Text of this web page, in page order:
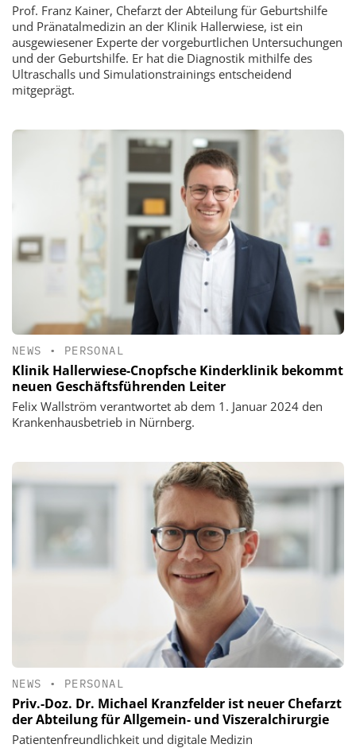
Prof. Franz Kainer, Chefarzt der Abteilung für Geburtshilfe
und Pränatalmedizin an der Klinik Hallerwiese, ist ein
ausgewiesener Experte der vorgeburtlichen Untersuchungen
und der Geburtshilfe. Er hat die Diagnostik mithilfe des
Ultraschalls und Simulationstrainings entscheidend
mitgeprägt.
NEWS • PERSONAL
Klinik Hallerwiese-Cnopfsche Kinderklinik bekommt
neuen Geschäftsführenden Leiter
Felix Wallström verantwortet ab dem 1. Januar 2024 den
Krankenhausbetrieb in Nürnberg.
NEWS • PERSONAL
Priv.-Doz. Dr. Michael Kranzfelder ist neuer Chefarzt
der Abteilung für Allgemein- und Viszeralchirurgie
Patientenfreundlichkeit und digitale Medizin